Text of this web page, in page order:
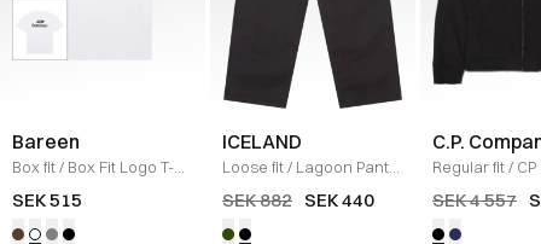
Bareen
Box fit/ Box Fit Logo T-
shirt /WHITE
SEK 515
ICELAND
Loose fit/ Lagoon Pants
/ BLACK
SEK 882 SEK 440
C.P.
Regular fit/
Jacka /SORT
SEK 4 557